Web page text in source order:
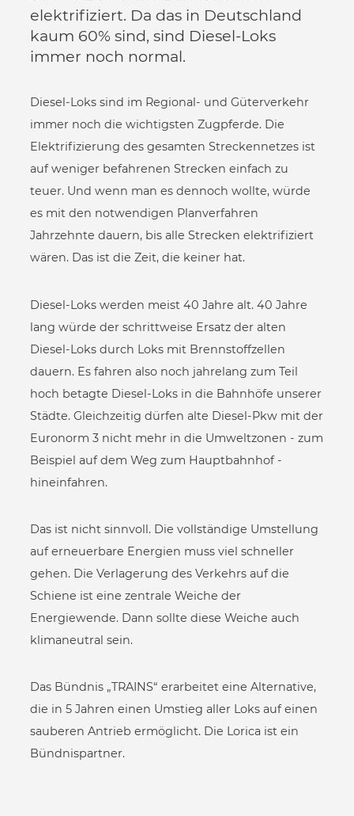
elektrifiziert. Da das in Deutschland
kaum 60% sind, sind Diesel-Loks
immer noch normal.
Diesel-Loks sind im Regional- und Güterverkehr
immer noch die wichtigsten Zugpferde. Die
Elektrifizierung des gesamten Streckennetzes ist
auf weniger befahrenen Strecken einfach zu
teuer. Und wenn man es dennoch wollte, würde
es mit den notwendigen Planverfahren
Jahrzehnte dauern, bis alle Strecken elektrifiziert
wären. Das ist die Zeit, die keiner hat.
Diesel-Loks werden meist 40 Jahre alt. 40 Jahre
lang würde der schrittweise Ersatz der alten
Diesel-Loks durch Loks mit Brennstoffzellen
dauern. Es fahren also noch jahrelang zum Teil
hoch betagte Diesel-Loks in die Bahnhöfe unserer
Städte. Gleichzeitig dürfen alte Diesel-Pkw mit der
Euronorm 3 nicht mehr in die Umweltzonen - zum
Beispiel auf dem Weg zum Hauptbahnhof -
hineinfahren.
Das ist nicht sinnvoll. Die vollständige Umstellung
auf erneuerbare Energien muss viel schneller
gehen. Die Verlagerung des Verkehrs auf die
Schiene ist eine zentrale Weiche der
Energiewende. Dann sollte diese Weiche auch
klimaneutral sein.
Das Bündnis „TRAINS“ erarbeitet eine Alternative,
die in 5 Jahren einen Umstieg aller Loks auf einen
sauberen Antrieb ermöglicht. Die Lorica ist ein
Bündnispartner.